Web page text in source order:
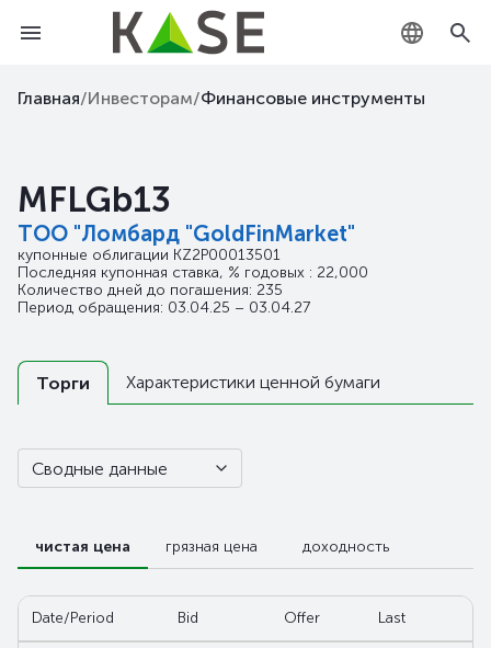
KZ
Главная/Инвесторам/Финансовые инструменты
MFLGb13
ТОО "Ломбард "GoldFinMarket"
купонные облигации KZ2P00013501
Последняя купонная ставка, % годовых : 22,000
Количество дней до погашения: 235
Период обращения: 03.04.25 – 03.04.27
Торги Характеристики ценной бумаги
Сводные данные
чистая цена грязная цена доходность
Date/Period Bid Offer Last